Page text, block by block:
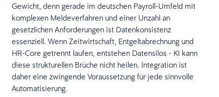
Gewicht, denn gerade im deutschen Payroll-Umfeld mit
komplexen Meldeverfahren und einer Unzahl an
gesetzlichen Anforderungen ist Datenkonsistenz
essenziell. Wenn Zeitwirtschaft, Entgeltabrechnung und
HR-Core getrennt laufen, entstehen Datensilos - KI kann
diese strukturellen Brüche nicht heilen. Integration ist
daher eine zwingende Voraussetzung für jede sinnvolle
Automatisierung.